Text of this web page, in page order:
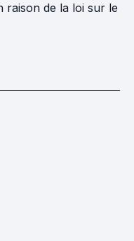
raison de la loi sur le